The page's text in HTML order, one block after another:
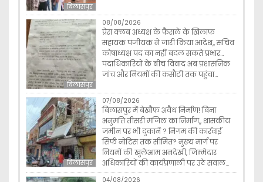
बिलासपुर
बिलासपुर
08/08/2026
प्रेस क्लब अध्यक्ष के फैसले के खिलाफ
सहायक पंजीयक ने जारी किया आदेश,, सचिव
कोषाध्यक्ष पद का नहीं बदल सकते प्रभार…
पदाधिकारियों के बीच विवाद अब प्रशासनिक
जांच और नियमों की कसौटी तक पहुंचा…
बिलासपुर
07/08/2026
बिलासपुर में बेखौफ अवैध निर्माण! बिना
अनुमति तीसरी मंजिल का निर्माण,, शासकीय
जमीन पर भी दुकानें ? निगम की कार्रवाई
सिर्फ नोटिस तक सीमित? मुख्य मार्ग पर
नियमों की खुलेआम अनदेखी, जिम्मेदार
अधिकारियों की कार्यप्रणाली पर उठे सवाल…
04/08/2026